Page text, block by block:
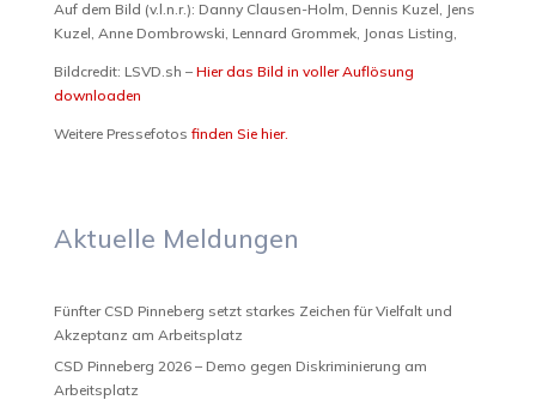
Auf dem Bild (v.l.n.r.): Danny Clausen-Holm, Dennis Kuzel, Jens
Kuzel, Anne Dombrowski, Lennard Grommek, Jonas Listing,
Bildcredit: LSVD.sh – Hier das Bild in voller Auflösung
downloaden
Weitere Pressefotos finden Sie hier.
Aktuelle Meldungen
Fünfter CSD Pinneberg setzt starkes Zeichen für Vielfalt und
Akzeptanz am Arbeitsplatz
CSD Pinneberg 2026 – Demo gegen Diskriminierung am
Arbeitsplatz